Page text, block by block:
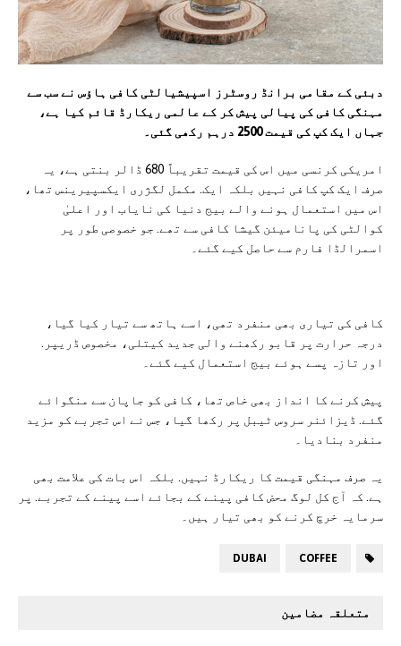
دبئی کے مقامی برانڈ روسٹرز اسپیشیالٹی کافی ہاؤس نے سب سے
مہنگی کافی کی پیالی پیش کر کے عالمی ریکارڈ قائم کیا ہے،
جہاں ایک کپ کی قیمت 2500 درہم رکھی گئی۔
امریکی کرنسی میں اس کی قیمت تقریباً 680 ڈالر بنتی ہے، یہ
صرف ایک کپ کافی نہیں بلکہ ایک. مکمل لگژری ایکسپیرینس تھا،
اس میں استعمال ہونے والے بیج دنیا کی نایاب اور اعلیٰ
کوالٹی کی پانامیئن گیشا کافی سے تھے. جو خصوصی طور پر
اسمرالڈا فارم سے حاصل کیے گئے۔
کافی کی تیاری بھی منفرد تھی، اسے ہاتھ سے تیار کیا گیا،
درجہ حرارت پر قابو رکھنے والی جدید کیتلی، مخصوص ڈریپر.
اور تازہ پسے ہوئے بیج استعمال کیے گئے۔
پیش کرنے کا انداز بھی خاص تھا، کافی کو جاپان سے منگوائے
گئے. ڈیزائنر سروس ٹیبل پر رکھا گیا، جس نے اس تجربے کو مزید
منفرد بنادیا۔
یہ صرف مہنگی قیمت کا ریکارڈ نہیں. بلکہ اس بات کی علامت بھی
ہے. کہ آج کل لوگ محض کافی پینے کے بجائے اسے پینے کے تجربے. پر
سرمایہ خرچ کرنے کو بھی تیار ہیں۔
COFFEE
DUBAI
متعلقہ مضامین